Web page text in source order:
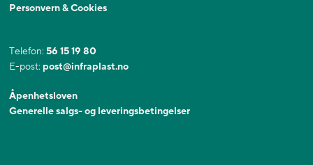
Personvern & Cookies
Telefon:56 15 19 80
E-post: post@infraplast.no
Åpenhetsloven
Generelle salgs- og leveringsbetingelser